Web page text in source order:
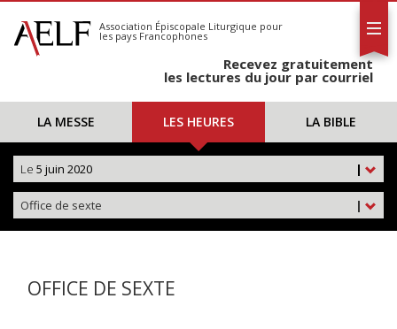
S'abonner
Calendrier
Association Épiscopale Liturgique pour
les pays Francophones
Recevez gratuitement
les lectures du jour par courriel
LA MESSE LES HEURES LA BIBLE
|
Le 5 juin 2020
|
Office de sexte
OFFICE DE SEXTE